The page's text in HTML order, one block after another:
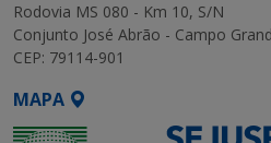
Rodovia MS 080 - Km 10, S/N
Conjunto José Abrão - Campo
CEP: 79114-901
MAPA